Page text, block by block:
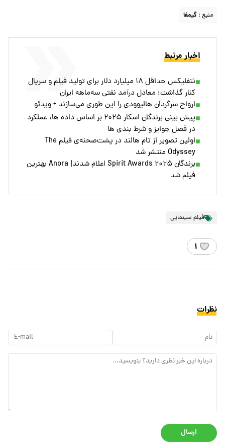
منبع : گیمفا
اخبار مرتبط
نتفلیکس حداقل ۱۸ میلیارد دلار برای تولید فیلم و سریال
کنار گذاشت؛ معادل درآمد نفتی سه‌ماهه ایران
ارواح سرگردان هالیوودی را این طوری می‌سازند + ویدئو
پیش بینی برندگان اسکار ۲۰۲۵ بر اساس داده ها، عملکرد
در فصل جوایز و شرط بندی ها
اولین تصویر از تام هالند در پشت‌صحنه‌ی فیلم The
Odyssey منتشر شد
برندگان Spirit Awards ۲۰۲۵ اعلام شدند| Anora بهترین
فیلم شد
فیلم سینمایی
۱
نظرات
ارسال